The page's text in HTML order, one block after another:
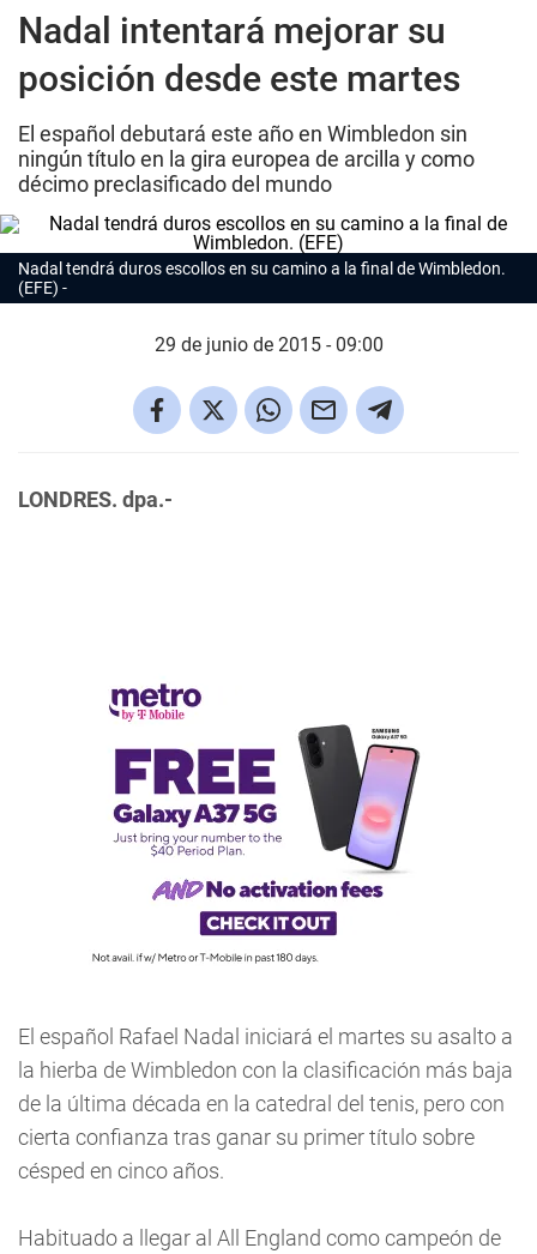
Nadal intentará mejorar su
posición desde este martes
El español debutará este año en Wimbledon sin
ningún título en la gira europea de arcilla y como
décimo preclasificado del mundo
Nadal tendrá duros escollos en su camino a la final de Wimbledon.
(EFE)
29 de junio de 2015 - 09:00
LONDRES. dpa.-
El español Rafael Nadal iniciará el martes su asalto a
la hierba de Wimbledon con la clasificación más baja
de la última década en la catedral del tenis, pero con
cierta confianza tras ganar su primer título sobre
césped en cinco años.
Habituado a llegar al All England como campeón de